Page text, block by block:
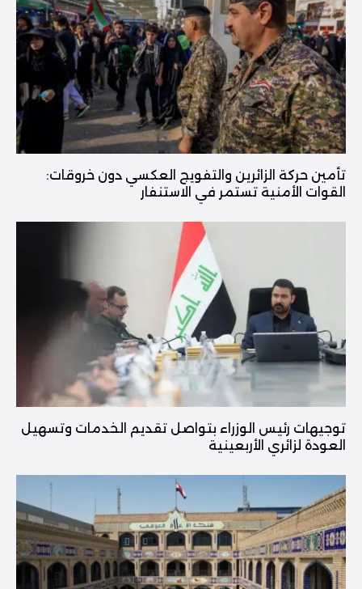
تأمين حركة الزائرين والتفويج العكسي دون خروقات:
القوات الأمنية تستمر في الاستنفار
توجيهات رئيس الوزراء بتواصل تقديم الخدمات وتسهيل
العودة لزائري الأربعينية